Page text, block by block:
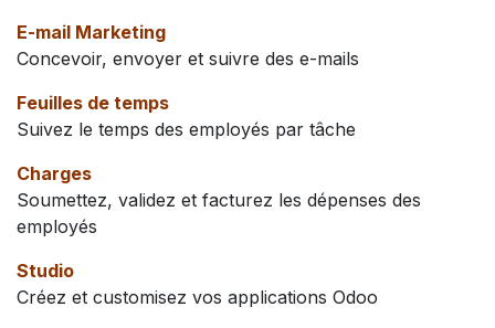
E-mail Marketing
Concevoir, envoyer et suivre des e-mails
Feuilles de temps
Suivez le temps des employés par tâche
Charges
Soumettez, validez et facturez les dépenses des
employés
Studio
Créez et customisez vos applications Odoo